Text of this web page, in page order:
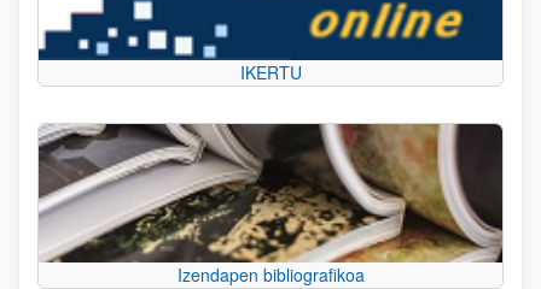
IKERTU
Izendapen bibliografikoa